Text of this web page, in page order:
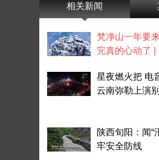
相关新闻
梵净山一年要
完真的心动了 |
星夜燃火把 电
云南弥勒上演
陕西旬阳：闻“
牢安全防线